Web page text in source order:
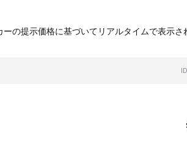
の提示価格に基づいてリアルタイムで表示さ